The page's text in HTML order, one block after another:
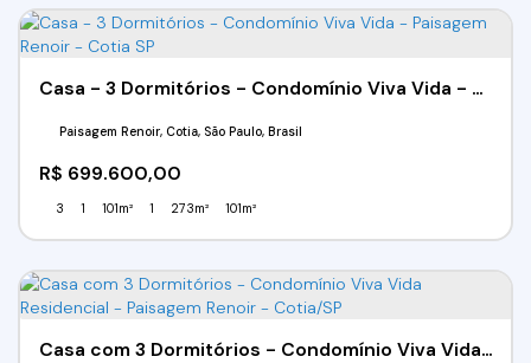
Casa - 3 Dormitórios - Condomínio Viva Vida - Paisagem Renoir - Cotia SP
R$ 699.600,00
Paisagem Renoir, Cotia, São Paulo, Brasil
3 1 101m² 1 273m² 101m²
Casa com 3 Dormitórios - Condomínio Viva Vida Residencial - Paisagem Renoir - Cotia/SP